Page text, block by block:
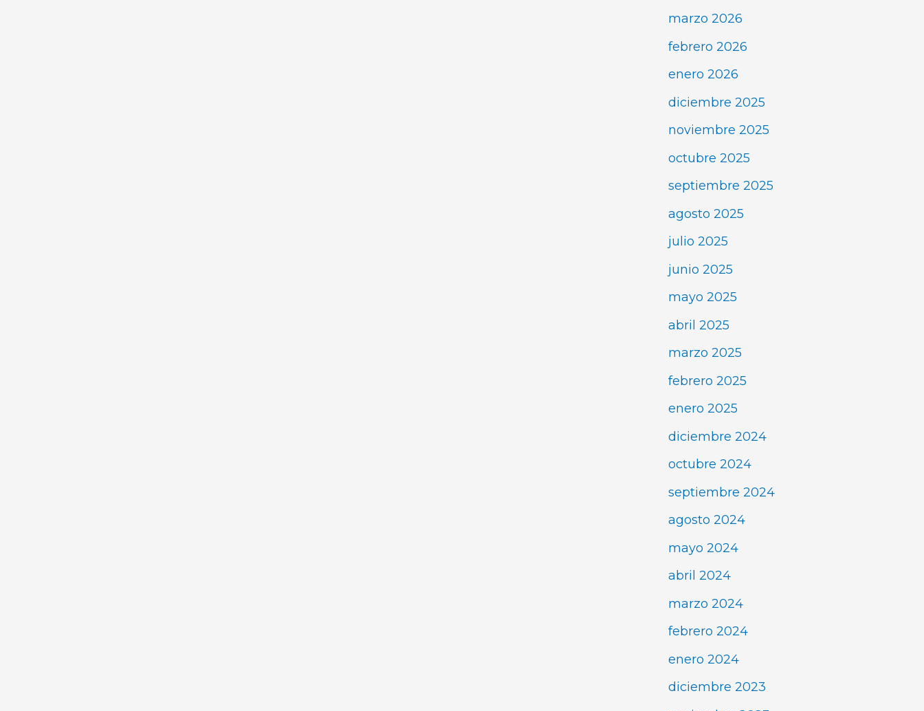
marzo 2026
febrero 2026
enero 2026
diciembre 2025
noviembre 2025
octubre 2025
septiembre 2025
agosto 2025
julio 2025
junio 2025
mayo 2025
abril 2025
marzo 2025
febrero 2025
enero 2025
diciembre 2024
octubre 2024
septiembre 2024
agosto 2024
mayo 2024
abril 2024
marzo 2024
febrero 2024
enero 2024
diciembre 2023